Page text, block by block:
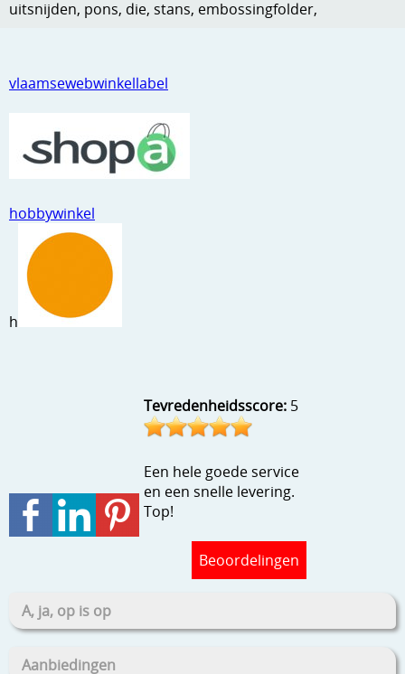
Ribbelaar
Snijmaterialen
Speciaal papier
Stans machine en embossing machines
Stempels en zo
Template, mask, stencils, grids
vlaamsewebwinkellabel
hobbywinkel
h
Tevredenheidsscore: 5
Een hele goede service
en een snelle levering.
Top!
Beoordelingen
A, ja, op is op
Aanbiedingen
uitsnijden, pons, die, stans, embossingfolder,